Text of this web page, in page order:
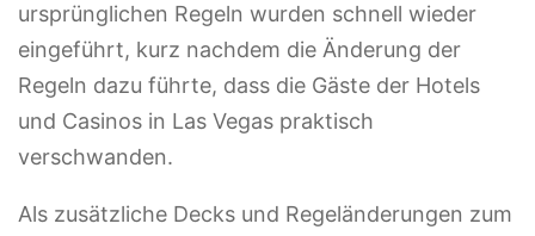
ursprünglichen Regeln wurden schnell wieder
eingeführt, kurz nachdem die Änderung der
Regeln dazu führte, dass die Gäste der Hotels
und Casinos in Las Vegas praktisch
verschwanden.
Als zusätzliche Decks und Regeländerungen zum